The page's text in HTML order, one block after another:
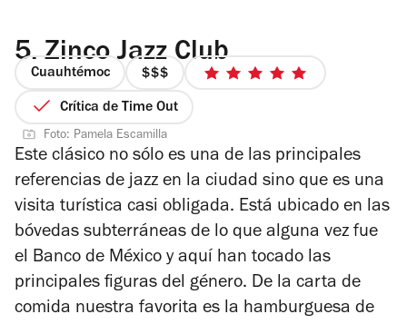
5. Zinco Jazz Club
Cuauhtémoc
precio
3
5
estrellas
Crítica de Time Out
Foto: Pamela Escamilla
Este clásico no sólo es una de las principales
referencias de jazz en la ciudad sino que es una
visita turística casi obligada. Está ubicado en las
bóvedas subterráneas de lo que alguna vez fue
el Banco de México y aquí han tocado las
principales figuras del género. De la carta de
comida nuestra favorita es la hamburguesa de